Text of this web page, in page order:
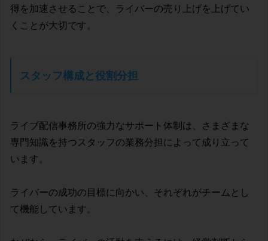
得を加速させることで、ライバーの売り上げを上げてい
くことが大切です。
スタッフ構成と役割分担
ライブ配信事務所の強力なサポート体制は、さまざまな
専門知識を持つスタッフの業務分担によって成り立って
います。
ライバーの成功の目標に向かい、それぞれがチームとし
て機能しています。